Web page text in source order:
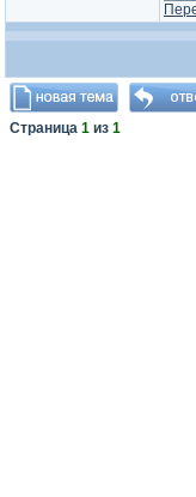
Страница 1 из 1